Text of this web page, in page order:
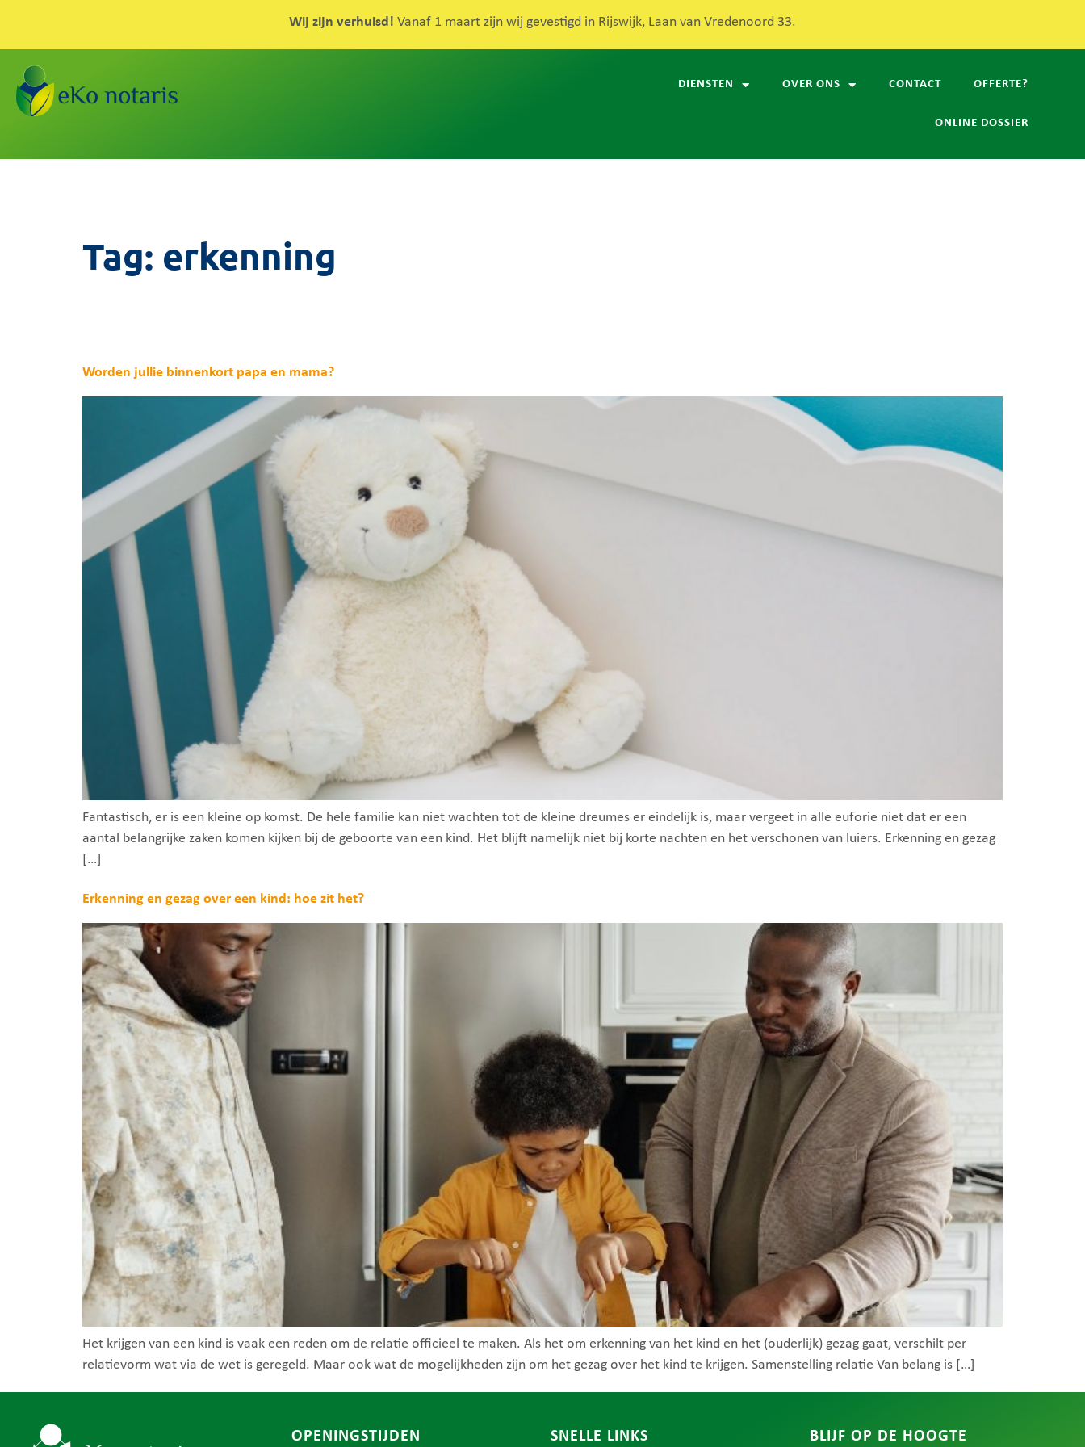
Wij zijn verhuisd! Vanaf 1 maart zijn wij gevestigd in Rijswijk, Laan van Vredenoord 33.
DIENSTEN OVER ONS CONTACT OFFERTE?
ONLINE DOSSIER
Tag: erkenning
Worden jullie binnenkort papa en mama?
Fantastisch, er is een kleine op komst. De hele familie kan niet wachten tot de kleine dreumes er eindelijk is, maar vergeet in alle euforie niet dat er een
aantal belangrijke zaken komen kijken bij de geboorte van een kind. Het blijft namelijk niet bij korte nachten en het verschonen van luiers. Erkenning en gezag
[…]
Erkenning en gezag over een kind: hoe zit het?
Het krijgen van een kind is vaak een reden om de relatie officieel te maken. Als het om erkenning van het kind en het (ouderlijk) gezag gaat, verschilt per
relatievorm wat via de wet is geregeld. Maar ook wat de mogelijkheden zijn om het gezag over het kind te krijgen. Samenstelling relatie Van belang is […]
OPENINGSTIJDEN SNELLE LINKS BLIJF OP DE HOOGTE